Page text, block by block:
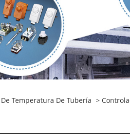
Temperatura De Tubería >